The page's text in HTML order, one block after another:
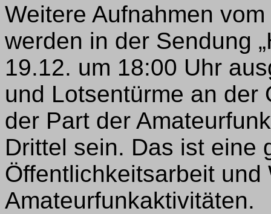
Weitere Aufnahmen
werden in der Sendung
19.12. um 18:00 Uhr
und Lotsentürme an der
der Part der
Drittel sein. Das ist eine
Öffentlichkeitsarbeit
Amateurfunkaktivitäten.